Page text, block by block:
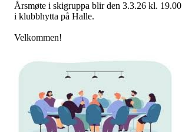
Årsmøte i skigruppa blir den 3.3.26 kl. 19.00
i klubbhytta på Halle.
Velkommen!